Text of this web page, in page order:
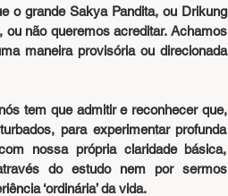
o grande Sakya Pandita, ou Drikung
não queremos acreditar. Achamos
maneira provisória ou direcionada
tem que admitir e reconhecer que,
para experimentar profunda
nossa própria claridade básica,
do estudo nem por sermos
‘ordinária’ da vida.